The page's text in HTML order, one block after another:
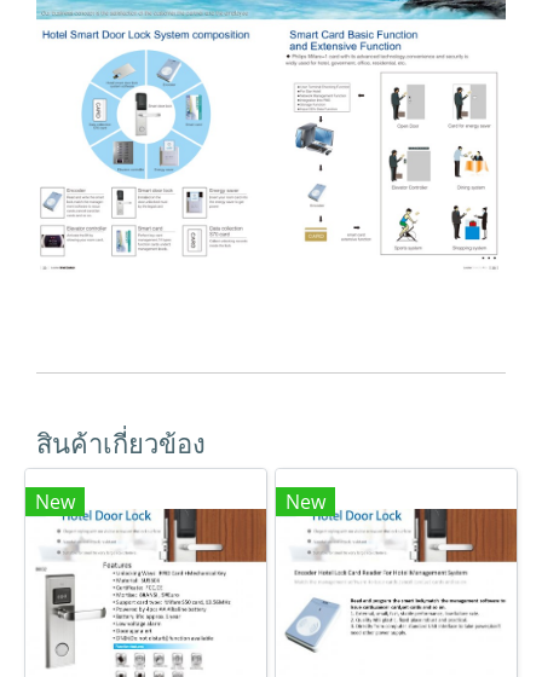
สินค้าเกี่ยวข้อง
New New